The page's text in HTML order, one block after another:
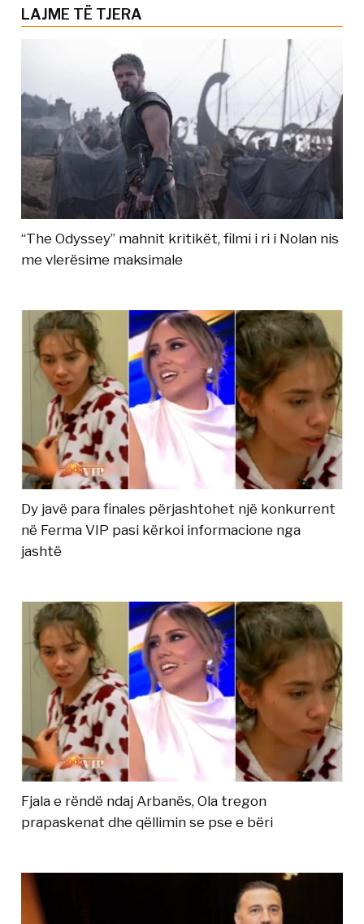
LAJME TË TJERA
“The Odyssey” mahnit kritikët, filmi i ri i Nolan nis
me vlerësime maksimale
Dy javë para finales përjashtohet një konkurrent
në Ferma VIP pasi kërkoi informacione nga
jashtë
Fjala e rëndë ndaj Arbanës, Ola tregon
prapaskenat dhe qëllimin se pse e bëri